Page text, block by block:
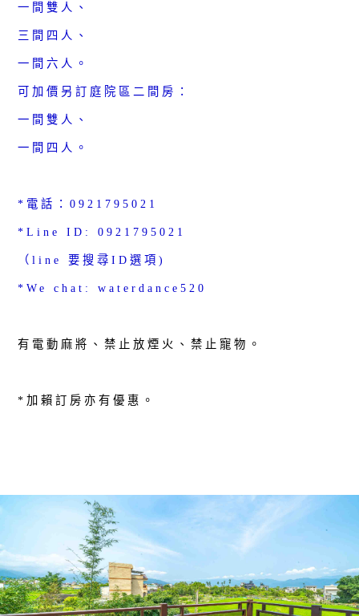
一間雙人、
三間四人、
一間六人。
可加價另訂庭院區二間房：
一間雙人、
一間四人。
*電話：0921795021
*Line ID: 0921795021
（line 要搜尋ID選項)
*We chat: waterdance520
有電動麻將、禁止放煙火、禁止寵物。
*加賴訂房亦有優惠。